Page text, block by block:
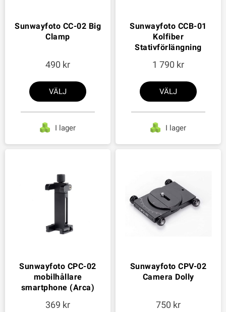
Sunwayfoto CC-02 Big
Clamp
490
VÄLJ
I lager
Sunwayfoto CCB-01
Kolfiber
Stativförlängning
1 790
VÄLJ
I lager
Sunwayfoto CPC-02
mobilhållare
smartphone (Arca)
369
Sunwayfoto CPV-02
Camera Dolly
750